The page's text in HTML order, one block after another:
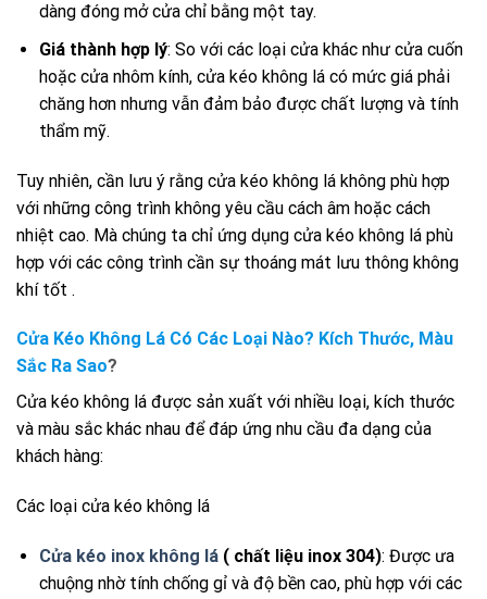
dàng đóng mở cửa chỉ bằng một tay.
Giá thành hợp lý: So với các loại cửa khác như cửa cuốn
hoặc cửa nhôm kính, cửa kéo không lá có mức giá phải
chăng hơn nhưng vẫn đảm bảo được chất lượng và tính
thẩm mỹ.
Tuy nhiên, cần lưu ý rằng cửa kéo không lá không phù hợp
với những công trình không yêu cầu cách âm hoặc cách
nhiệt cao. Mà chúng ta chỉ ứng dụng cửa kéo không lá phù
hợp với các công trình cần sự thoáng mát lưu thông không
khí tốt .
Cửa Kéo Không Lá Có Các Loại Nào? Kích Thước, Màu
Sắc Ra Sao?
Cửa kéo không lá được sản xuất với nhiều loại, kích thước
và màu sắc khác nhau để đáp ứng nhu cầu đa dạng của
khách hàng:
Các loại cửa kéo không lá
Cửa kéo inox không lá( chất liệu inox 304): Được ưa
chuộng nhờ tính chống gỉ và độ bền cao, phù hợp với các